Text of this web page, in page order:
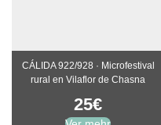
CÁLIDA 922/928 · Microfestival
rural en Vilaflor de Chasna
25€